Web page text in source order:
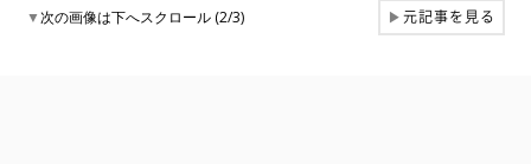
▼次の画像は下へスクロール (2/3) ▶元記事を見る